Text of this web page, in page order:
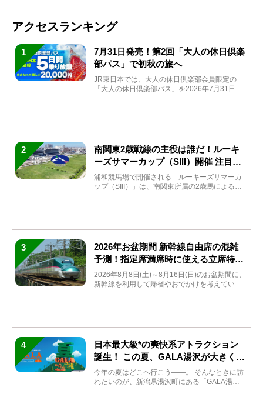
アクセスランキング
1
7月31日発売！第2回「大人の休日倶楽
部パス」で初秋の旅へ
JR東日本では、大人の休日倶楽部会員限定の
「大人の休日倶楽部パス」を2026年7月31日
2
南関東2歳戦線の主役は誰だ！ルーキ
ーズサマーカップ（SIII）開催 注目馬
と見どころをチェック
浦和競馬場で開催される「ルーキーズサマーカ
ップ（SIII）」は、南関東所属の2歳馬による注
3
2026年お盆期間 新幹線自由席の混雑
予測！指定席満席時に使える立席特急
券も解説
2026年8月8日(土)～8月16日(日)のお盆期間に、
新幹線を利用して帰省やおでかけを考えている
4
日本最大級*の爽快系アトラクション
誕生！ この夏、GALA湯沢が大きく生
まれ変わる
今年の夏はどこへ行こう――。 そんなときに訪
れたいのが、新潟県湯沢町にある「GALA湯